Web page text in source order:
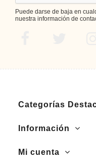
Puede darse de baja en
nuestra información de
Categorías
Información
Mi cuenta